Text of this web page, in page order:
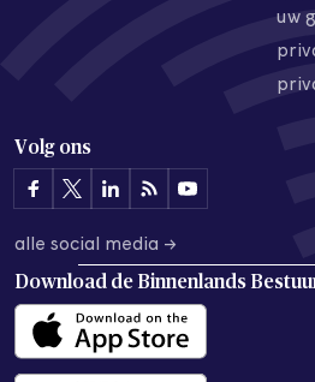
uw
Volg ons
alle social media →
Download de Binnenlands